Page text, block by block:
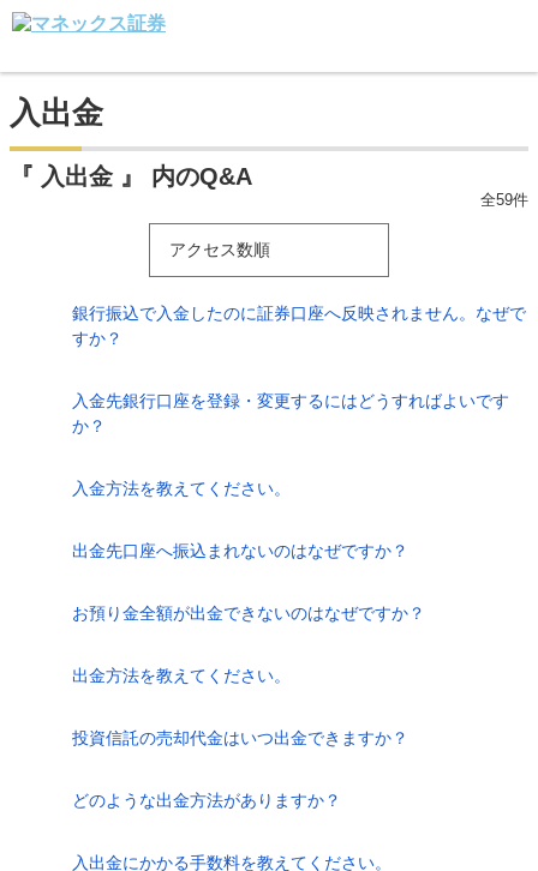
入出金
『 入出金 』 内のQ&A
全59件
アクセス数順
銀行振込で入金したのに証券口座へ反映されません。なぜで
すか？
入金先銀行口座を登録・変更するにはどうすればよいです
か？
入金方法を教えてください。
出金先口座へ振込まれないのはなぜですか？
お預り金全額が出金できないのはなぜですか？
出金方法を教えてください。
投資信託の売却代金はいつ出金できますか？
どのような出金方法がありますか？
入出金にかかる手数料を教えてください。